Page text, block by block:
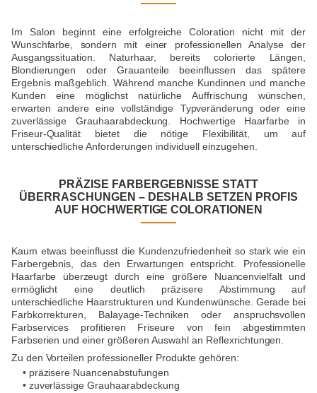
Im Salon beginnt eine erfolgreiche Coloration nicht mit der
Wunschfarbe, sondern mit einer professionellen Analyse der
Ausgangssituation. Naturhaar, bereits colorierte Längen,
Blondierungen oder Grauanteile beeinflussen das spätere
Ergebnis maßgeblich. Während manche Kundinnen und manche
Kunden eine möglichst natürliche Auffrischung wünschen,
erwarten andere eine vollständige Typveränderung oder eine
zuverlässige Grauhaarabdeckung. Hochwertige Haarfarbe in
Friseur-Qualität bietet die nötige Flexibilität, um auf
unterschiedliche Anforderungen individuell einzugehen.
PRÄZISE FARBERGEBNISSE STATT
ÜBERRASCHUNGEN – DESHALB SETZEN PROFIS
AUF HOCHWERTIGE COLORATIONEN
Kaum etwas beeinflusst die Kundenzufriedenheit so stark wie ein
Farbergebnis, das den Erwartungen entspricht. Professionelle
Haarfarbe überzeugt durch eine größere Nuancenvielfalt und
ermöglicht eine deutlich präzisere Abstimmung auf
unterschiedliche Haarstrukturen und Kundenwünsche. Gerade bei
Farbkorrekturen, Balayage-Techniken oder anspruchsvollen
Farbservices profitieren Friseure von fein abgestimmten
Farbserien und einer größeren Auswahl an Reflexrichtungen.
Zu den Vorteilen professioneller Produkte gehören:
• präzisere Nuancenabstufungen
• zuverlässige Grauhaarabdeckung